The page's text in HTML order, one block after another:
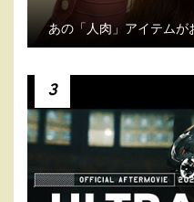
あの「人肉」アイテムが
3